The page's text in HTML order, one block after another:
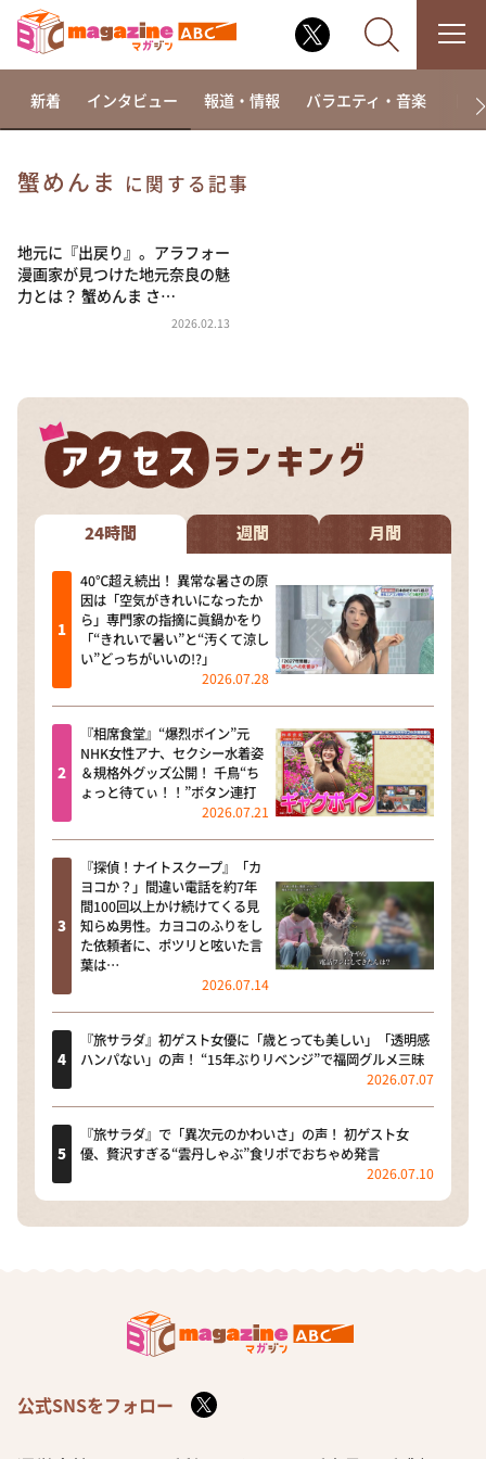
相席食堂
これ余談なんですけど・・・
～人生密着トークバラエティ！～ やすとものいたっ
河合＆A.B.C-Z塚田×福井アナ「なんでやねん！？」
（news おかえり）
DAIGOも台所 ～きょうの献立 何にする？～
本日はダイアンなり！シーズン２
朝だ！生です旅サラダ
教えて！ニュースライブ 正義のミカタ
ＬＩＦＥ～夢のカタチ～
新婚さんいらっしゃい！
ポツンと一軒家
ザキ山小屋本館
ぺこぱのまるスポ
新着 インタビュー 報道・情報 バラエティ・音楽 ド
蟹めんま に関する記事
地元に『出戻り』。アラフォー
漫画家が見つけた地元奈良の魅
力とは？ 蟹めんま さ…
2026.02.13
24時間 週間 月間
40℃超え続出！ 異常な暑さの原
因は「空気がきれいになったか
ら」専門家の指摘に眞鍋かをり
「“きれいで暑い”と“汚くて涼し
い”どっちがいいの!?」
2026.07.28
『相席食堂』“爆烈ボイン”元
NHK女性アナ、セクシー水着姿
＆規格外グッズ公開！ 千鳥“ち
ょっと待てぃ！！”ボタン連打
2026.07.21
『探偵！ナイトスクープ』「カ
ヨコか？」間違い電話を約7年
間100回以上かけ続けてくる見
知らぬ男性。カヨコのふりをし
た依頼者に、ポツリと呟いた言
葉は…
2026.07.14
『旅サラダ』初ゲスト女優に「歳とっても美しい」「透明感
ハンパない」の声！ “15年ぶりリベンジ”で福岡グルメ三昧
2026.07.07
『旅サラダ』で「異次元のかわいさ」の声！ 初ゲスト女
優、贅沢すぎる“雲丹しゃぶ”食リポでおちゃめ発言
2026.07.10
公式SNSをフォロー